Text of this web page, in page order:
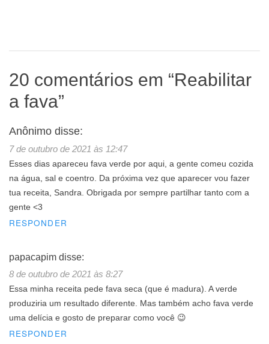
20 comentários em “Reabilitar
a fava”
Anônimo disse:
7 de outubro de 2021 às 12:47
Esses dias apareceu fava verde por aqui, a gente comeu cozida
na água, sal e coentro. Da próxima vez que aparecer vou fazer
tua receita, Sandra. Obrigada por sempre partilhar tanto com a
gente <3
RESPONDER
papacapim disse:
8 de outubro de 2021 às 8:27
Essa minha receita pede fava seca (que é madura). A verde
produziria um resultado diferente. Mas também acho fava verde
uma delícia e gosto de preparar como você 😉
RESPONDER